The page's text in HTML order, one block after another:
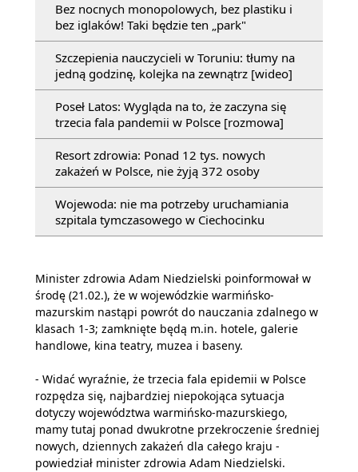
Bez nocnych monopolowych, bez plastiku i
bez iglaków! Taki będzie ten „park"
Szczepienia nauczycieli w Toruniu: tłumy na
jedną godzinę, kolejka na zewnątrz [wideo]
Poseł Latos: Wygląda na to, że zaczyna się
trzecia fala pandemii w Polsce [rozmowa]
Resort zdrowia: Ponad 12 tys. nowych
zakażeń w Polsce, nie żyją 372 osoby
Wojewoda: nie ma potrzeby uruchamiania
szpitala tymczasowego w Ciechocinku
Minister zdrowia Adam Niedzielski poinformował w
środę (21.02.), że w wojewódzkie warmińsko-
mazurskim nastąpi powrót do nauczania zdalnego w
klasach 1-3; zamknięte będą m.in. hotele, galerie
handlowe, kina teatry, muzea i baseny.
- Widać wyraźnie, że trzecia fala epidemii w Polsce
rozpędza się, najbardziej niepokojąca sytuacja
dotyczy województwa warmińsko-mazurskiego,
mamy tutaj ponad dwukrotne przekroczenie średniej
nowych, dziennych zakażeń dla całego kraju -
powiedział minister zdrowia Adam Niedzielski.